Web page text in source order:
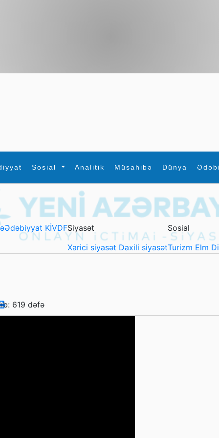
Sosial Analitik Müsahibə Dünya
Ədəbiyyat KİVDFSiyasət
Xarici siyasət Daxili siyasət
Sosial
Turizm Elm
619 dəfə